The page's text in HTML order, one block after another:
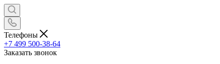
Телефоны
+7 499 500-38-64
Заказать звонок